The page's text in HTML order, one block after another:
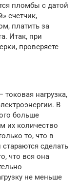
пломбы с датой
счетчик,
платить за
Итак, при
проверяете
нагрузка,
В
больше
их количество
то, что в
сделать
что вся она
не меньше